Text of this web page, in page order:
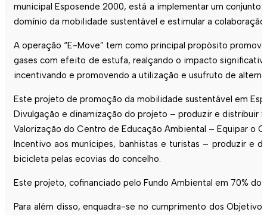
municipalEsposende 2000, está a implementar um conjunto
domínio da mobilidade sustentável e estimular a
A operação “E-Move” tem como principal propósito
gases com efeito de estufa, realçando o impacto
incentivando e promovendo a utilização e usufruto de
Este projeto de promoção da mobilidade sustentável em
Divulgação e dinamização do projeto – produzir e distribuir
Valorização do Centro de Educação Ambiental – Equipar o
Incentivo aos munícipes, banhistas e turistas – produzir e
bicicleta pelas ecovias do concelho.
Este projeto, cofinanciado pelo Fundo Ambiental em 70%
Para além disso, enquadra-se no cumprimento dos